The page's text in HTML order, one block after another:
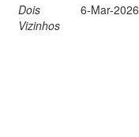
Dois
Vizinhos
6-Mar-2026